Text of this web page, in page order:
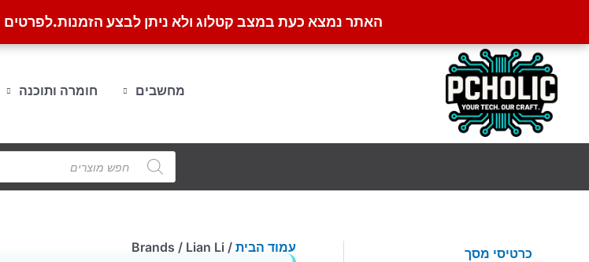
האתר נמצא כעת במצב קטלוג ולא ניתן לבצע הזמנות.לפרטים
דילוג
מחשבים
חומרה ותוכנה
Products
search
כרטיסי מסך
עמוד הבית / Brands / Lian Li